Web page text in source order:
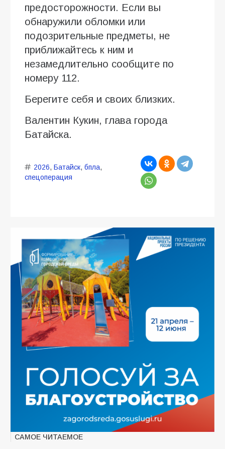
предосторожности. Если вы
обнаружили обломки или
подозрительные предметы, не
приближайтесь к ним и
незамедлительно сообщите по
номеру 112.
Берегите себя и своих близких.
Валентин Кукин, глава города
Батайска.
2026, Батайск, бпла,
спецоперация
САМОЕ ЧИТАЕМОЕ